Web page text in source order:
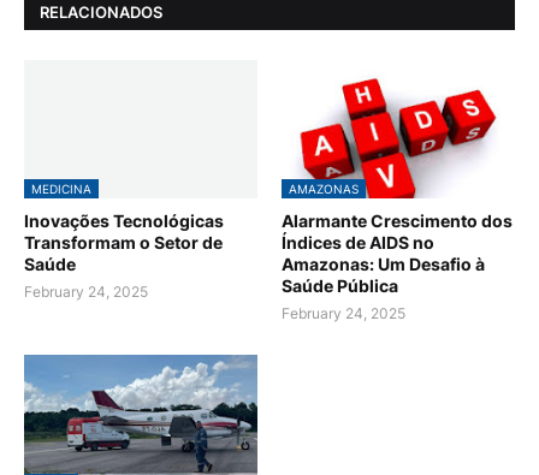
RELACIONADOS
MEDICINA
Inovações Tecnológicas
Transformam o Setor de
Saúde
February 24, 2025
AMAZONAS
Alarmante Crescimento dos
Índices de AIDS no
Amazonas: Um Desafio à
Saúde Pública
February 24, 2025